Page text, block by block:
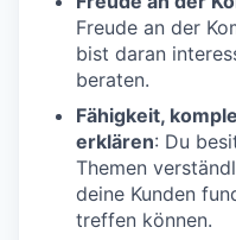
Freude an der
bist daran
beraten.
Fähigkeit,
erklären: Du
Themen
deine Kunden
treffen können.